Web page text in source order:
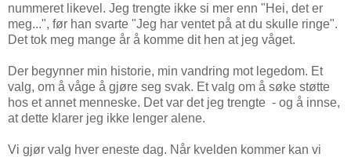
nummeret likevel. Jeg trengte ikke si mer enn "Hei, det er
meg...", før han svarte "Jeg har ventet på at du skulle ringe".
Det tok meg mange år å komme dit hen at jeg våget.
Der begynner min historie, min vandring mot legedom. Et
valg, om å våge å gjøre seg svak. Et valg om å søke støtte
hos et annet menneske. Det var det jeg trengte - og å innse,
at dette klarer jeg ikke lenger alene.
Vi gjør valg hver eneste dag. Når kvelden kommer kan vi